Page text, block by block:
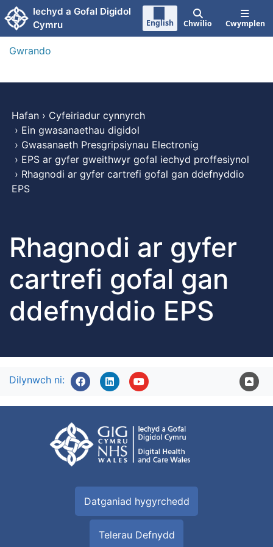
Neidio i'r prif gynnwy
Iechyd a Gofal Digidol
Cymru
English Chwilio Cwymplen
Gwrando
Hafan › Cyfeiriadur cynnyrch
› Ein gwasanaethau digidol
› Gwasanaeth Presgripsiynau Electronig
› EPS ar gyfer gweithwyr gofal iechyd proffesiynol
› Rhagnodi ar gyfer cartrefi gofal gan ddefnyddio
EPS
Rhagnodi ar gyfer
cartrefi gofal gan
ddefnyddio EPS
Dilynwch ni:
Datganiad hygyrchedd
Telerau Defnydd